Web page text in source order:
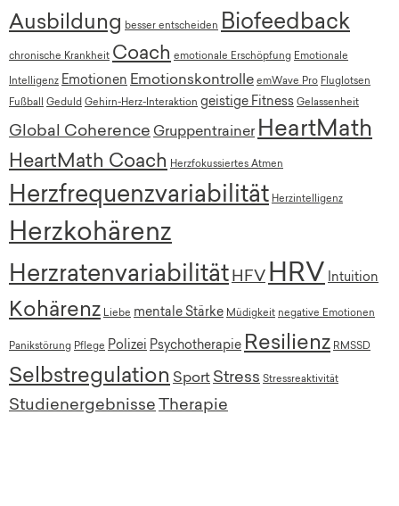
Ausbildung besser entscheiden Biofeedback
chronische Krankheit Coach emotionale Erschöpfung Emotionale
Intelligenz Emotionen Emotionskontrolle emWave Pro Fluglotsen
Fußball Geduld Gehirn-Herz-Interaktion geistige Fitness Gelassenheit
Global Coherence Gruppentrainer HeartMath
HeartMath Coach Herzfokussiertes Atmen
Herzfrequenzvariabilität Herzintelligenz
Herzkohärenz
Herzratenvariabilität HFV HRV Intuition
Kohärenz Liebe mentale Stärke Müdigkeit negative Emotionen
Panikstörung Pflege Polizei Psychotherapie Resilienz RMSSD
Selbstregulation Sport Stress Stressreaktivität
Studienergebnisse Therapie